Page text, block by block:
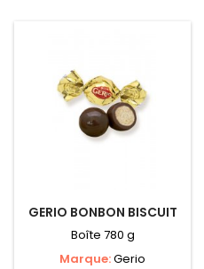
GERIO BONBON BISCUIT
Boîte 780 g
Marque:Gerio